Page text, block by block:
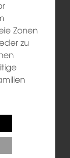
Zonen
zu